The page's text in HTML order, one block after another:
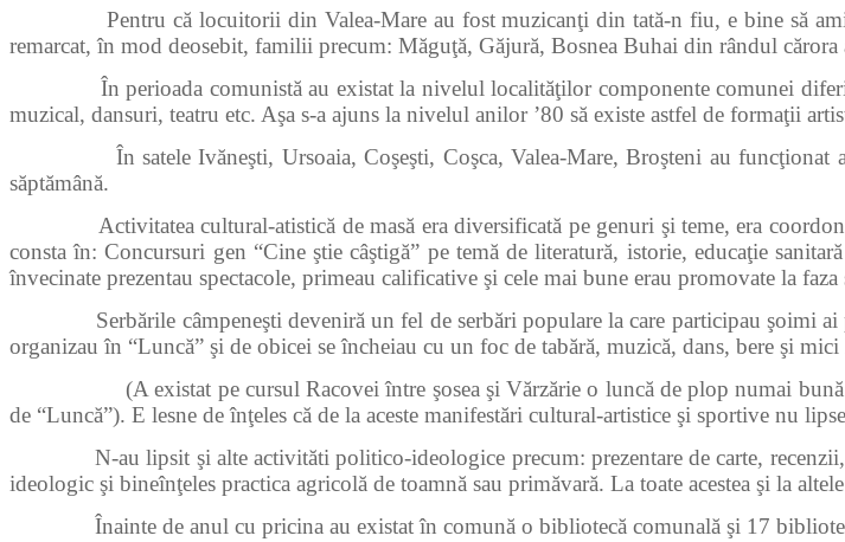
Pentru că locuitorii din Valea-Mare au fost muzicanţi din tată-n fiu, e bine să
remarcat, în mod deosebit, familii precum: Măguţă, Găjură, Bosnea Buhai din rândul cărora
În perioada comunistă au existat la nivelul localităţilor componente comunei
muzical, dansuri, teatru etc. Aşa s-a ajuns la nivelul anilor ’80 să existe astfel de formaţii
În satele Ivăneşti, Ursoaia, Coşeşti, Coşca, Valea-Mare, Broşteni au funcţionat
săptămână.
Activitatea cultural-atistică de masă era diversificată pe genuri şi teme, era
consta în: Concursuri gen “Cine ştie câştigă” pe temă de literatură, istorie, educaţie
învecinate prezentau spectacole, primeau calificative şi cele mai bune erau promovate la
Serbările câmpeneşti deveniră un fel de serbări populare la care participau şoimi ai
organizau în “Luncă” şi de obicei se încheiau cu un foc de tabără, muzică, dans, bere şi
(A existat pe cursul Racovei între şosea şi Vărzărie o luncă de plop numai
de “Luncă”). E lesne de înţeles că de la aceste manifestări cultural-artistice şi sportive nu
N-au lipsit şi alte activităti politico-ideologice precum: prezentare de carte,
ideologic şi bineînţeles practica agricolă de toamnă sau primăvară. La toate acestea şi la
Înainte de anul cu pricina au existat în comună o bibliotecă comunală şi 17